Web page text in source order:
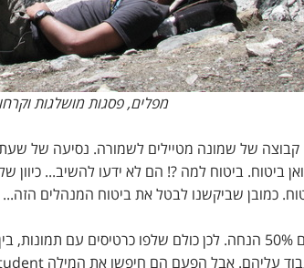
מפלים, פסגות מושלגות
קבוצה של שמונה מטיילים לשמורה. נסיעה של
80 יואן כניסה + 5 יואן ביטוח. ביטוח למה ?! הם לא ידעו
כמובן שביקשנו לבטל את ביטוח המנהלים הזה...
עם כרטיס סטודנט מקבלים 50% הנחה. לכן כולם שלפו